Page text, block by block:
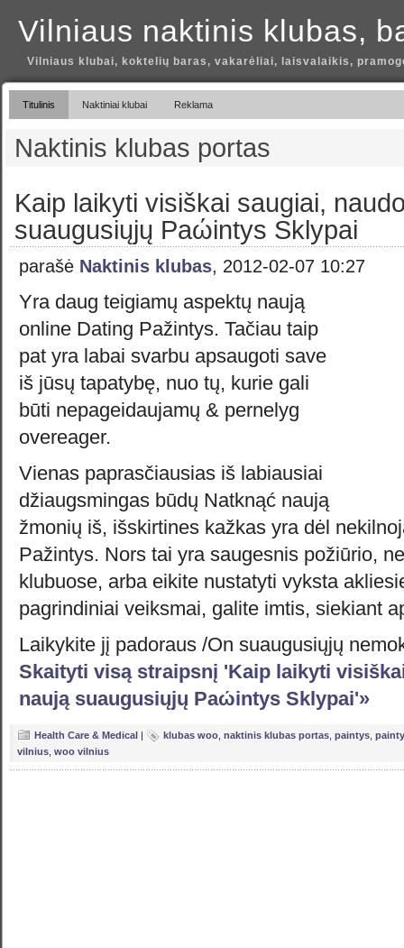
Vilniaus naktinis klubas,
Vilniaus klubai, koktelių baras, vakarėliai, laisvalaikis,
Titulinis Naktiniai klubai Reklama
Naktinis klubas portas
Kaip laikyti visiškai saugiai,
suaugusiųjų Paώintys Sklypai
parašė Naktinis klubas, 2012-02-07 10:27
Yra daug teigiamų aspektų naują
online Dating Pažintys. Tačiau taip
pat yra labai svarbu apsaugoti save
iš jūsų tapatybę, nuo tų, kurie gali
būti nepageidaujamų & pernelyg
overeager.
Vienas paprasčiausias iš labiausiai
džiaugsmingas būdų Natknąć naują
žmonių iš, išskirtines kažkas yra dėl
Pažintys. Nors tai yra saugesnis požiūrio,
klubuose, arba eikite nustatyti vyksta
pagrindiniai veiksmai, galite imtis, siekiant
Laikykite jį padoraus /On suaugusiųjų
Skaityti visą straipsnį 'Kaip laikyti
naują suaugusiųjų Paώintys Sklypai'»
Health Care & Medical | klubas woo naktinis klubas portas paintys
vilnius woo vilnius